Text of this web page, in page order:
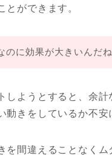
とができます。
のに効果が大きいんだね
しようとすると、余計
動きをしているか不安
を間違えることなくム